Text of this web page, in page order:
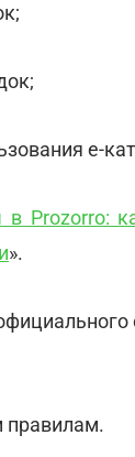
е-
Prozorro:
».
правилам.